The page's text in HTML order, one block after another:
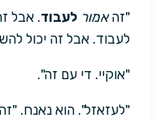
"זהאמור לעבוד. אבל
לעבוד. אבל זה יכול
"אוקיי. די עם זה".
"לעזאזל". הוא נאנח.